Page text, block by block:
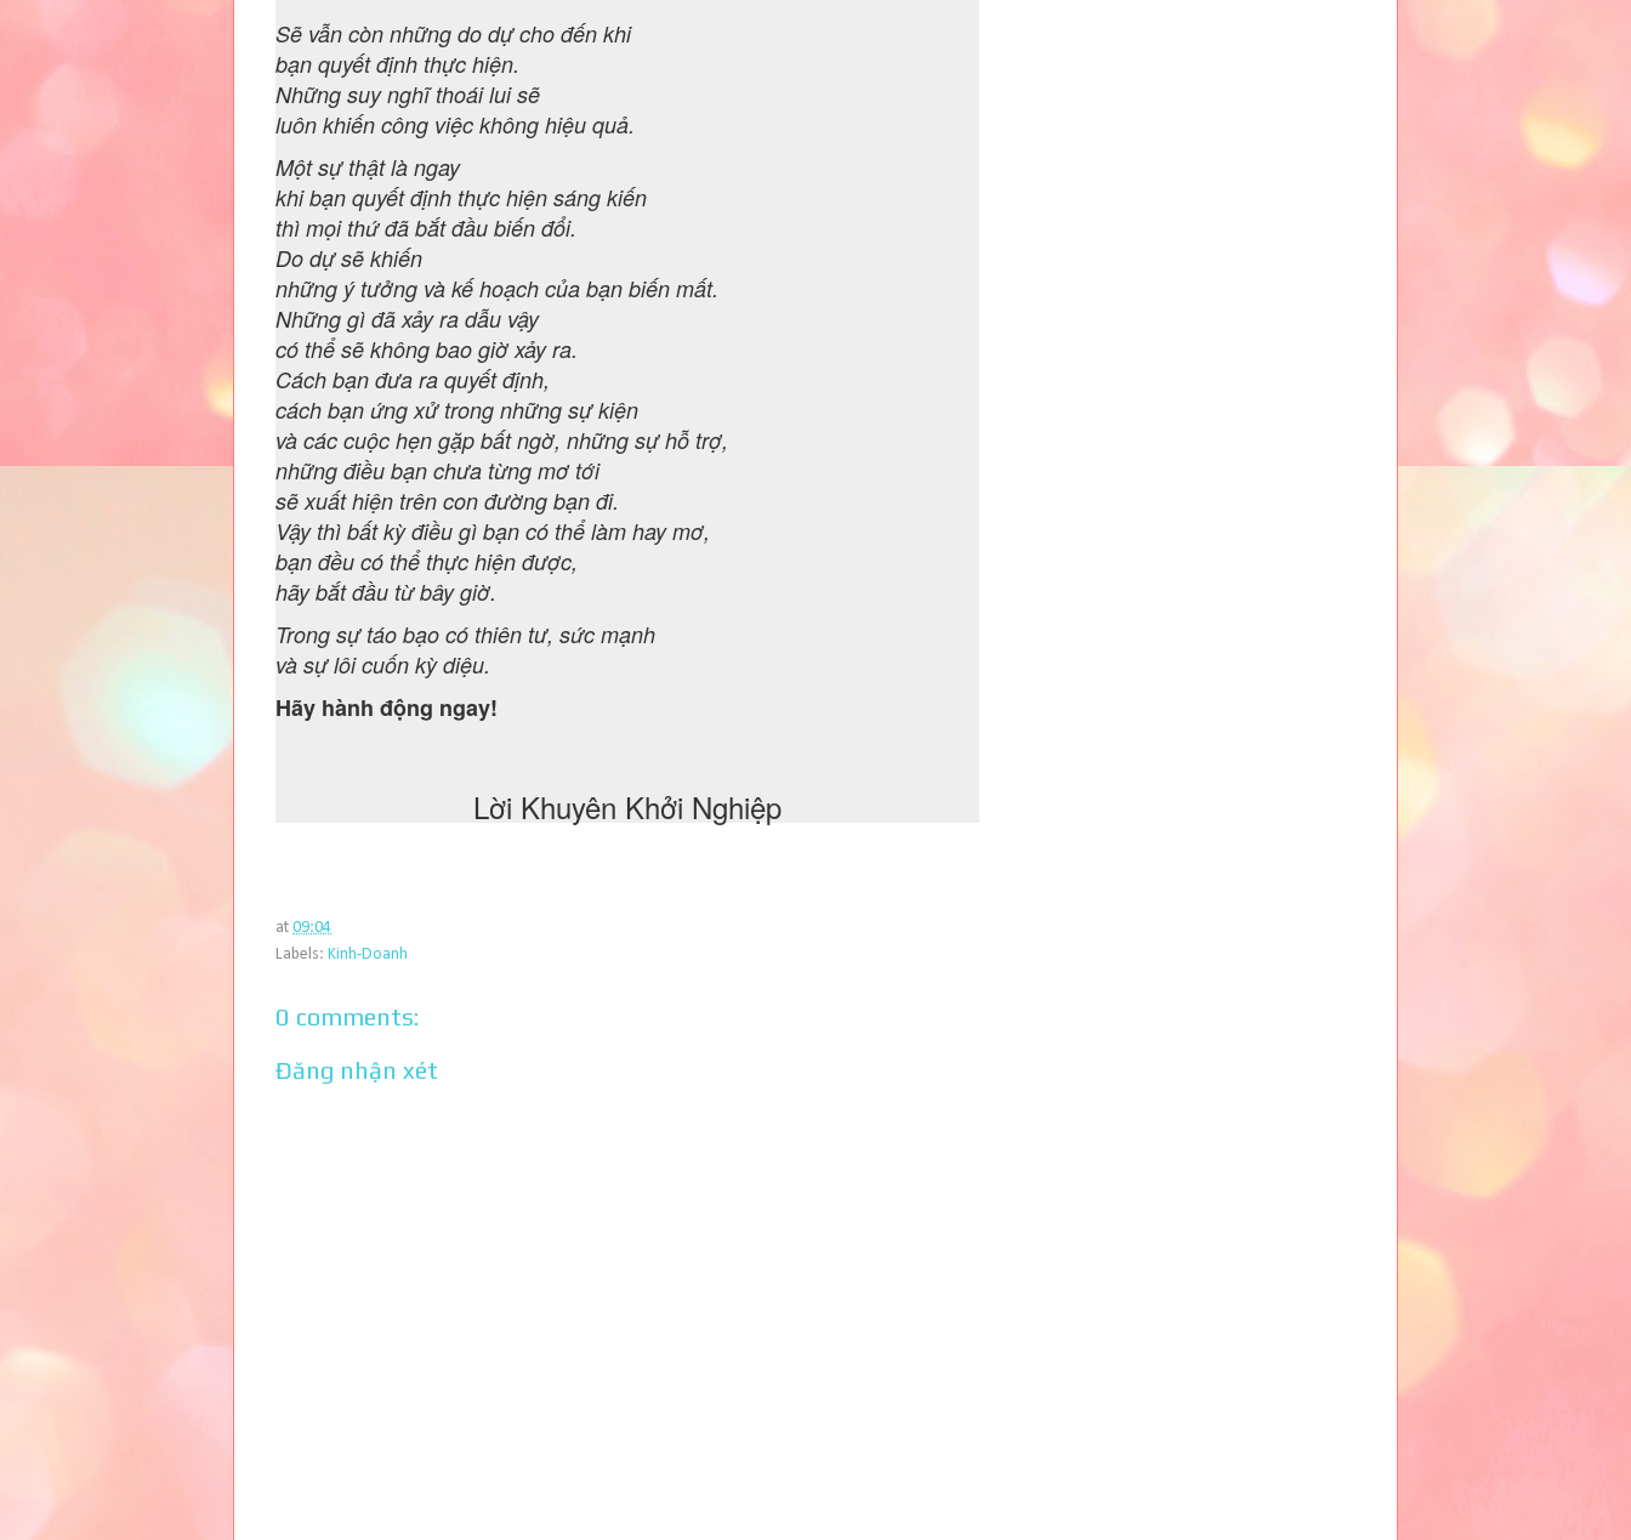
Sẽ vẫn còn những do dự cho đến khi
bạn quyết định thực hiện.
Những suy nghĩ thoái lui sẽ
luôn khiến công việc không hiệu quả.
Một sự thật là ngay
khi bạn quyết định thực hiện sáng kiến
thì mọi thứ đã bắt đầu biến đổi.
Do dự sẽ khiến
những ý tưởng và kế hoạch của bạn biến mất.
Những gì đã xảy ra dẫu vậy
có thể sẽ không bao giờ xảy ra.
Cách bạn đưa ra quyết định,
cách bạn ứng xử trong những sự kiện
và các cuộc hẹn gặp bất ngờ, những sự hỗ trợ,
những điều bạn chưa từng mơ tới
sẽ xuất hiện trên con đường bạn đi.
Vậy thì bất kỳ điều gì bạn có thể làm hay mơ,
bạn đều có thể thực hiện được,
hãy bắt đầu từ bây giờ.
Trong sự táo bạo có thiên tư, sức mạnh
và sự lôi cuốn kỳ diệu.
Hãy hành động ngay!
Lời Khuyên Khởi Nghiệp
at 09:04
Labels: Kinh-Doanh
0 comments:
Đăng nhận xét